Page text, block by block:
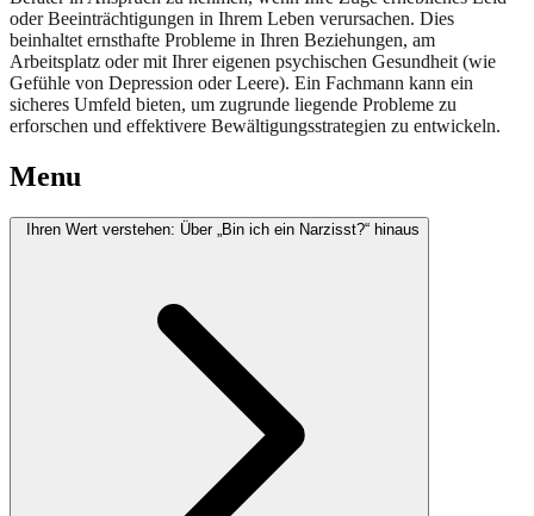
oder Beeinträchtigungen in Ihrem Leben verursachen. Dies
beinhaltet ernsthafte Probleme in Ihren Beziehungen, am
Arbeitsplatz oder mit Ihrer eigenen psychischen Gesundheit (wie
Gefühle von Depression oder Leere). Ein Fachmann kann ein
sicheres Umfeld bieten, um zugrunde liegende Probleme zu
erforschen und effektivere Bewältigungsstrategien zu entwickeln.
Menu
Ihren Wert verstehen: Über „Bin ich ein Narzisst?“ hinaus